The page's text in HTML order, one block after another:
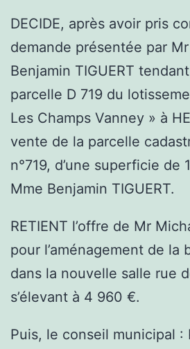
DECIDE, après avoir pris
demande présentée par
Benjamin TIGUERT
parcelle D 719 du
Les Champs Vanney » à
vente de la parcelle
n°719, d’une superficie de
Mme Benjamin TIGUERT.
RETIENT l’offre de Mr
pour l’aménagement de la
dans la nouvelle salle rue
s’élevant à 4 960 €.
Puis, le conseil municipal :